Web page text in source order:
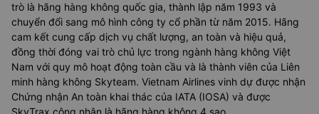
trò là hãng hàng không quốc gia, thành lập năm 1993 và
chuyển đổi sang mô hình công ty cổ phần từ năm 2015. Hãng
cam kết cung cấp dịch vụ chất lượng, an toàn và hiệu quả,
đồng thời đóng vai trò chủ lực trong ngành hàng không Việt
Nam với quy mô hoạt động toàn cầu và là thành viên của Liên
minh hàng không Skyteam. Vietnam Airlines vinh dự được nhận
Chứng nhận An toàn khai thác của IATA (IOSA) và được